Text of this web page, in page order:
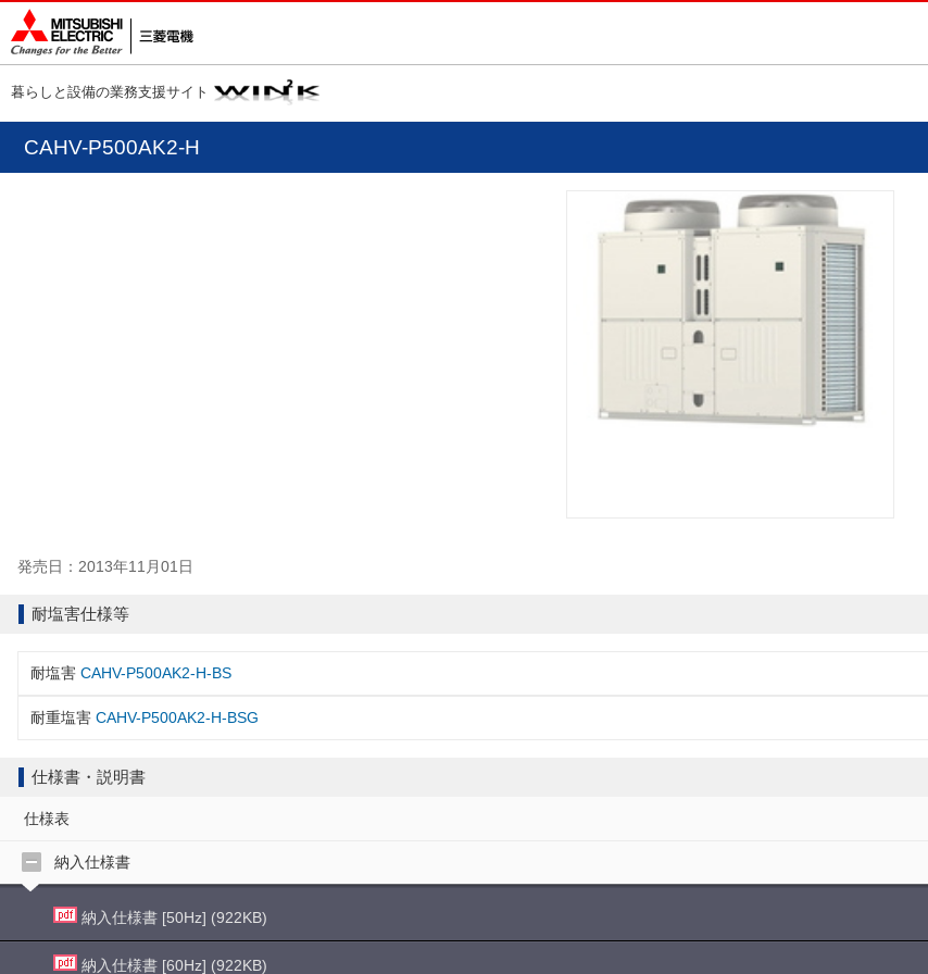
暮らしと設備の業務支援サイト
CAHV-P500AK2-H
発売日：2013年11月01日
耐塩害仕様等
耐塩害CAHV-P500AK2-H-BS
耐重塩害CAHV-P500AK2-H-BSG
仕様書・説明書
仕様表
納入仕様書
納入仕様書 [50Hz] (922KB)
納入仕様書 [60Hz] (922KB)